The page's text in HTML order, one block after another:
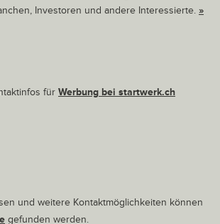
Investoren und andere Interessierte. »
für Werbung bei startwerk.ch
und weitere Kontaktmöglichkeiten können
gefunden werden.